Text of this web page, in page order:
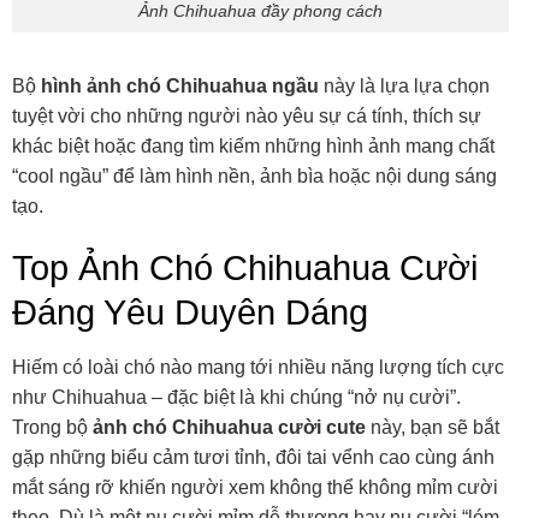
Ảnh Chihuahua đầy phong cách
Bộ hình ảnh chó Chihuahua ngầu này là lựa lựa chọn
tuyệt vời cho những người nào yêu sự cá tính, thích sự
khác biệt hoặc đang tìm kiếm những hình ảnh mang chất
“cool ngầu” để làm hình nền, ảnh bìa hoặc nội dung sáng
tạo.
Top Ảnh Chó Chihuahua Cười
Đáng Yêu Duyên Dáng
Hiếm có loài chó nào mang tới nhiều năng lượng tích cực
như Chihuahua – đặc biệt là khi chúng “nở nụ cười”.
Trong bộ ảnh chó Chihuahua cười cute này, bạn sẽ bắt
gặp những biểu cảm tươi tỉnh, đôi tai vểnh cao cùng ánh
mắt sáng rỡ khiến người xem không thể không mỉm cười